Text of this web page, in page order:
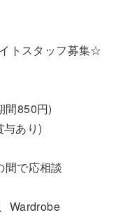
トスタッフ募集☆
間850円)
あり)
間で応相談
Wardrobe